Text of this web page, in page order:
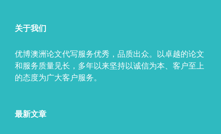
关于我们
优博澳洲论文代写服务优秀，品质出众。以卓越的论文
和服务质量见长，多年以来坚持以诚信为本、客户至上
的态度为广大客户服务。
最新文章